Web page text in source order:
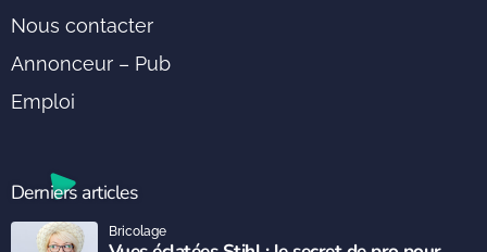
Nous contacter
Annonceur – Pub
Emploi
Derniers articles
Bricolage